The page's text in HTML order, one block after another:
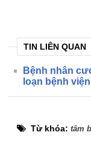
TIN LIÊN QUAN
Bệnh nhân
loạn bệnh viện
Từ khóa:tâm